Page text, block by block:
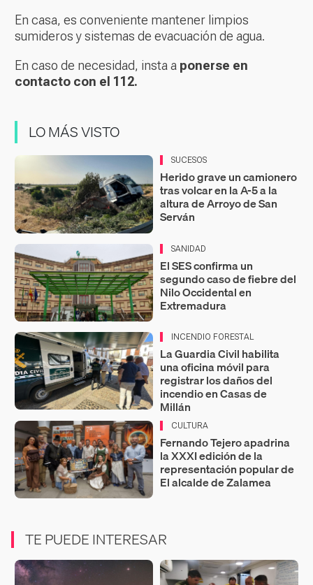
En casa, es conveniente mantener limpios
sumideros y sistemas de evacuación de agua.
En caso de necesidad, insta a ponerse en
contacto con el 112.
LO MÁS VISTO
SUCESOS
Herido grave un camionero
tras volcar en la A-5 a la
altura de Arroyo de San
Serván
SANIDAD
El SES confirma un
segundo caso de fiebre del
Nilo Occidental en
Extremadura
INCENDIO FORESTAL
La Guardia Civil habilita
una oficina móvil para
registrar los daños del
incendio en Casas de
Millán
CULTURA
Fernando Tejero apadrina
la XXXI edición de la
representación popular de
El alcalde de Zalamea
TE PUEDE INTERESAR